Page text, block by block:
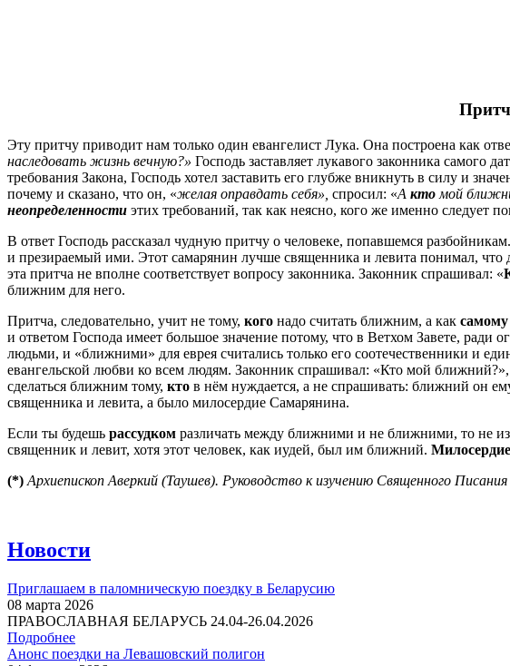
Эту притчу приводит нам только один евангелист Лука. Она построена как
наследовать жизнь вечную?» Господь заставляет лукавого законника самого
требования Закона, Господь хотел заставить его глубже вникнуть в силу и
почему и сказано, что он, «желая оправдать себя», спросил: «А кто мой
неопределенности этих требований, так как неясно, кого же именно следует
В ответ Господь рассказал чудную притчу о человеке, попавшемся
и презираемый ими. Этот самарянин лучше священника и левита понимал,
эта притча не вполне соответствует вопросу законника. Законник спрашивал: «
ближним для него.
Притча, следовательно, учит не тому, кого надо считать ближним, а как
и ответом Господа имеет большое значение потому, что в Ветхом Завете,
людьми, и «ближними» для еврея считались только его соотечественники и
евангельской любви ко всем людям. Законник спрашивал: «Кто мой
сделаться ближним тому, кто в нём нуждается, а не спрашивать: ближний он
священника и левита, а было милосердие Самарянина.
Если ты будешь рассудком различать между ближними и не ближними, то не
священник и левит, хотя этот человек, как иудей, был им ближний. Милосердие
(*) Архиепископ Аверкий (Таушев). Руководство к изучению Священного
Новости
Приглашаем в паломническую поездку в Беларусию
08 марта 2026
ПРАВОСЛАВНАЯ БЕЛАРУСЬ 24.04-26.04.2026
Подробнее
Анонс поездки на Левашовский полигон